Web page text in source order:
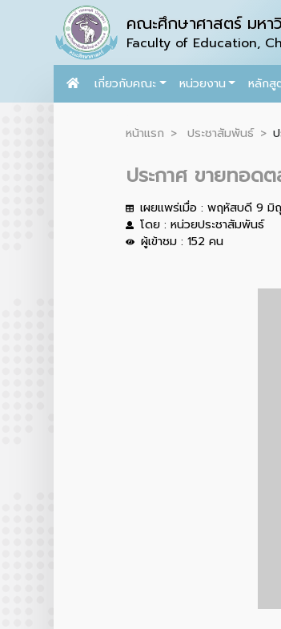
คณะศึกษาศาสตร์ มหา
Faculty of Education,
เกี่ยวกับคณะ หน่วยงาน หลักสู
หน้าแรก ประชาสัมพันธ์
ประกาศ ขายทอด
เผยแพร่เมื่อ : พฤหัสบดี 9 มิ
โดย : หน่วยประชาสัมพันธ์
ผู้เข้าชม : 152 คน